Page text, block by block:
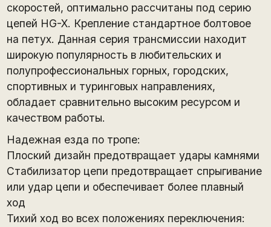
скоростей, оптимально рассчитаны под серию
цепей HG-X. Крепление стандартное болтовое
на петух. Данная серия трансмиссии находит
широкую популярность в любительских и
полупрофессиональных горных, городских,
спортивных и туринговых направлениях,
обладает сравнительно высоким ресурсом и
качеством работы.
Надежная езда по тропе:
Плоский дизайн предотвращает удары камнями
Стабилизатор цепи предотвращает спрыгивание
или удар цепи и обеспечивает более плавный
ход
Тихий ход во всех положениях переключения: